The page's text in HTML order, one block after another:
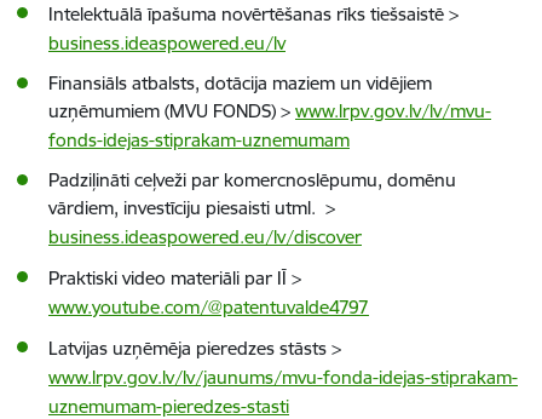
Intelektuālā īpašuma novērtēšanas rīks tiešsaistē >
business.ideaspowered.eu/lv
Finansiāls atbalsts, dotācija maziem un vidējiem
uzņēmumiem (MVU FONDS) > www.lrpv.gov.lv/lv/mvu-
fonds-idejas-stiprakam-uznemumam
Padziļināti ceļveži par komercnoslēpumu, domēnu
vārdiem, investīciju piesaisti utml. >
business.ideaspowered.eu/lv/discover
Praktiski video materiāli par IĪ >
www.youtube.com/@patentuvalde4797
Latvijas uzņēmēja pieredzes stāsts >
www.lrpv.gov.lv/lv/jaunums/mvu-fonda-idejas-stiprakam-
uznemumam-pieredzes-stasti